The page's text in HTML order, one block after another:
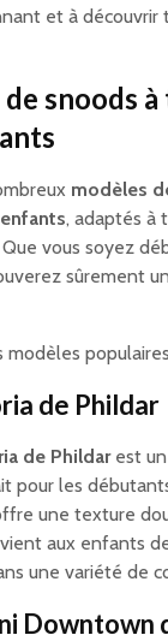
et à découvrir
snoods
modèles
, adaptés à
vous soyez
sûrement
modèles
de Phildar
de Phildarest
pour les
une texture
aux enfants
une variété de
Downtown